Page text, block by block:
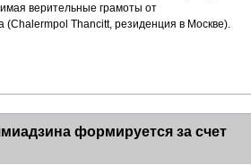
верительные грамоты от
Thancitt, резиденция в Москве).
формируется за счет